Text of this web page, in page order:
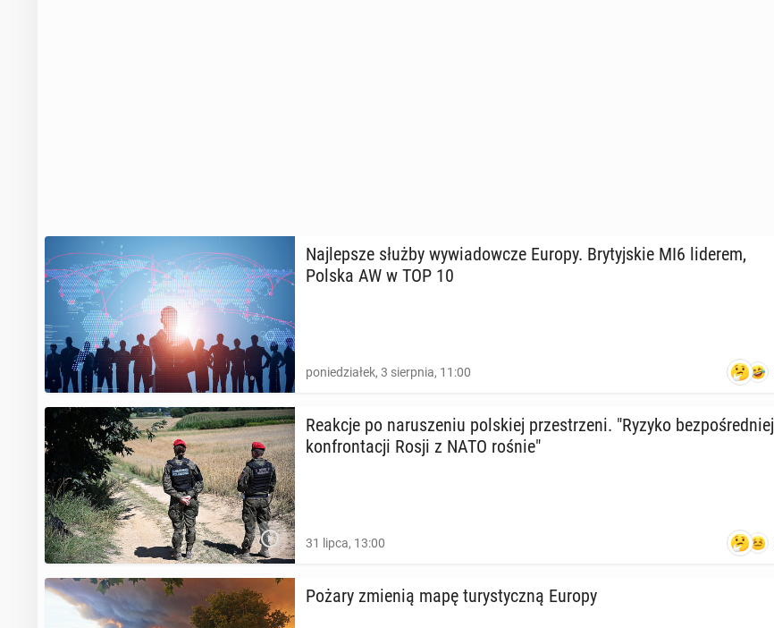
Naj­lep­sze służby wy­wia­dow­cze Europy. Bry­tyj­skie MI6 liderem,
Polska AW w TOP 10
poniedziałek, 3 sierpnia, 11:00
Reakcje po na­ru­sze­niu pol­skiej prze­strze­ni. "Ryzyko bez­po­śred­niej
kon­fron­ta­cji Rosji z NATO rośnie"
31 lipca, 13:00
Pożary zmienią mapę tu­ry­stycz­ną Europy